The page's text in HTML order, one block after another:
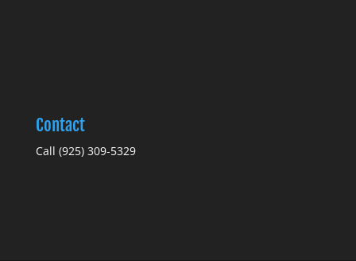
Contact
Call (925) 309-5329